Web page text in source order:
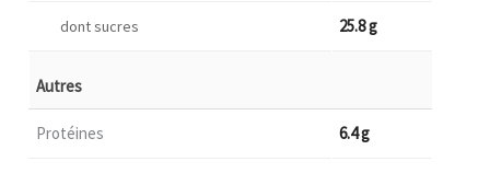
dont sucres 25.8 g
Autres
Protéines 6.4 g